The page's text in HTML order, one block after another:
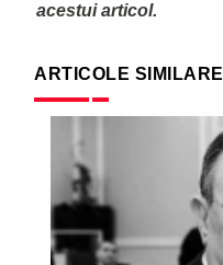
acestui articol.
ARTICOLE SIMILARE